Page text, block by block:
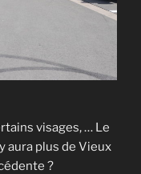
visages, … Le
aura plus de Vieux
?